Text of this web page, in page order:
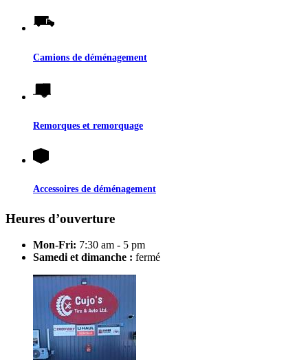
Camions de déménagement
Remorques et remorquage
Accessoires de déménagement
Heures d’ouverture
Mon-Fri: 7:30 am - 5 pm
Samedi et dimanche : fermé